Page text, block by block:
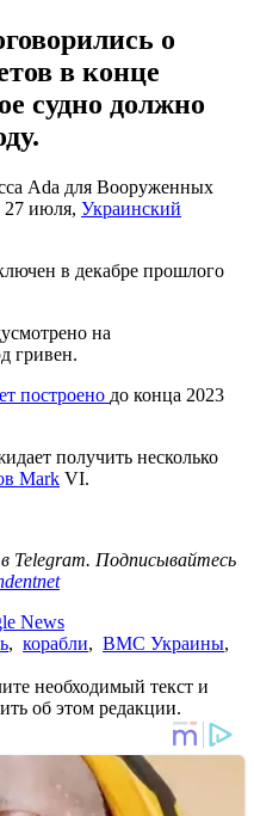
о
в конце
судно должно
Ada для Вооруженных
27 июля, Украинский
в декабре прошлого
на
гривен.
построено до конца 2023
получить несколько
Mark VI.
в Telegram. Подписывайтесь
News
, корабли, ВМС Украины,
необходимый текст и
об этом редакции.